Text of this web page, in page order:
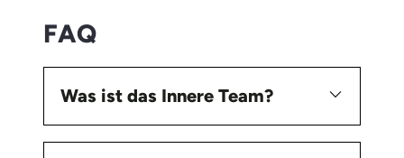
FAQ
Was ist das Innere Team?